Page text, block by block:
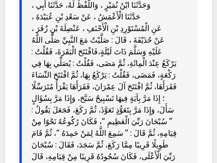
وَحَدَّثَنَا ابْنُ نُمَيْرٍ ، وَاللَّفْظُ لَهُ، حَدَّثَنَا أَبِي ،
حَدَّثَنَا الْأَعْمَشُ ، عَنْ سَعْدِ بْنِ عُبَيْدَةَ ،
عَنِ الْمُسْتَوْرِدِ بْنِ الْأَحْنَفِ ، عَنْصِلَةَ بْنِ زُفَرَ ،
عَنْ حُذَيْفَةَ ، قَالَ : صَلَّيْتُ مَعَ النَّبِيِّ صَلَّى اللَّهُ
عَلَيْهِ وَسَلَّمَ ذَاتَ لَيْلَةٍ،فَافْتَتَحَ الْبَقَرَةَ، فَقُلْتُ :
يَرْكَعُ عِنْدَ الْمِائَةِ، ثُمَّ مَضَى، فَقُلْتُ : يُصَلِّي بِهَا فِي
رَكْعَةٍ، فَمَضَى، فَقُلْتُ : يَرْكَعُ بِهَا، ثُمَّ افْتَتَحَ النِّسَاءَ
فَقَرَأَهَا، ثُمَّ افْتَتَحَ آلَ عِمْرَانَ، فَقَرَأَهَا يَقْرَأُ مُتَرَسِّلًا
؛ إِذَا مَرَّ بِآيَةٍ فِيهَا تَسْبِيحٌ سَبَّحَ، وَإِذَا مَرَّ بِسُؤَالٍ
سَأَلَ، وَإِذَا مَرَّ بِتَعَوُّذٍ تَعَوَّذَ، ثُمَّ رَكَعَ، فَجَعَلَ يَقُولُ :
” سُبْحَانَ رَبِّيَ الْعَظِيمِ “، فَكَانَ رُكُوعُهُ نَحْوًا مِنْ
قِيَامِهِ، ثُمَّ قَالَ : ” سَمِعَ اللَّهُ لِمَنْ حَمِدَهُ “، ثُمَّ قَامَ
طَوِيلًا قَرِيبًا مِمَّا رَكَعَ، ثُمَّ سَجَدَ، فَقَالَ : سُبْحَانَ
رَبِّيَ الْأَعْلَى، فَكَانَ سُجُودُهُ قَرِيبًا مِنْ قِيَامِهِ، قَالَ